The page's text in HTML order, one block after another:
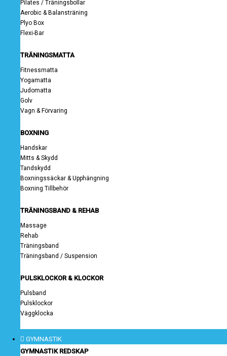
Pilates / Träningsbollar
Aerobic & Balansträning
Plyo Box
Flexi-Bar
TRÄNINGSMATTA
Fitnessmatta
Yogamatta
Judomatta
Golv
Vagn & Förvaring
BOXNING
Handskar
Mitts & Skydd
Tandskydd
Boxningssäckar & Upphängning
Boxning Tillbehör
TRÄNINGSBAND & REHAB
Massage
Rehab
Träningsband
Träningsband / Suspension
PULSKLOCKOR & KLOCKOR
Pulsband
Pulsklockor
Väggklocka
GYMNASTIK
GYMNASTIK REDSKAP